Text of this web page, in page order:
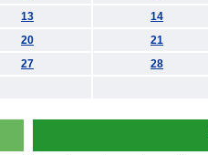
13 14
20 21
27 28